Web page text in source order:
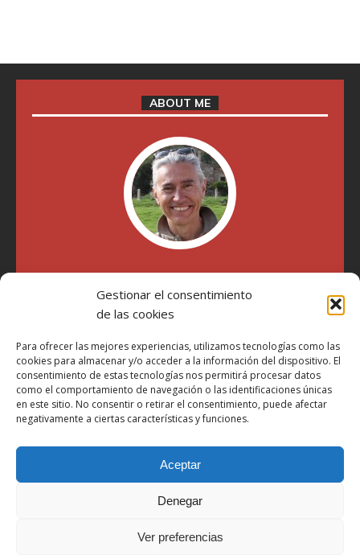
Gestionar el consentimiento
de las cookies
Para ofrecer las mejores experiencias, utilizamos tecnologías como las
cookies para almacenar y/o acceder a la información del dispositivo. El
consentimiento de estas tecnologías nos permitirá procesar datos
como el comportamiento de navegación o las identificaciones únicas
en este sitio. No consentir o retirar el consentimiento, puede afectar
negativamente a ciertas características y funciones.
Aceptar
Denegar
Ver preferencias
ABOUT ME
"Soy Manel Hospido, nací en Valencia en 1969 y desde el
año 2007 he escrito sobre motos en distintos medios.
Millatrece.com es una apuesta por escribir sobre lo que me
participa"
Aviso Legal
Política de Privacidad
Más Información sobre Cookies